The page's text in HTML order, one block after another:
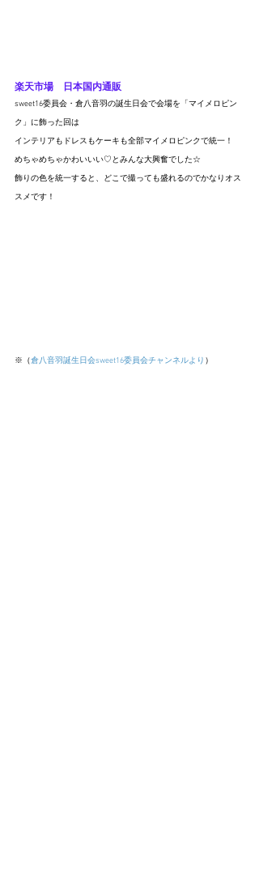
楽天市場 日本国内通販
sweet16委員会・倉八音羽の誕生日会で会場を「マイメロピン
ク」に飾った回は
インテリアもドレスもケーキも全部マイメロピンクで統一！
めちゃめちゃかわいいい♡とみんな大興奮でした☆
飾りの色を統一すると、どこで撮っても盛れるのでかなりオス
スメです！
※（倉八音羽誕生日会sweet16委員会チャンネルより ）